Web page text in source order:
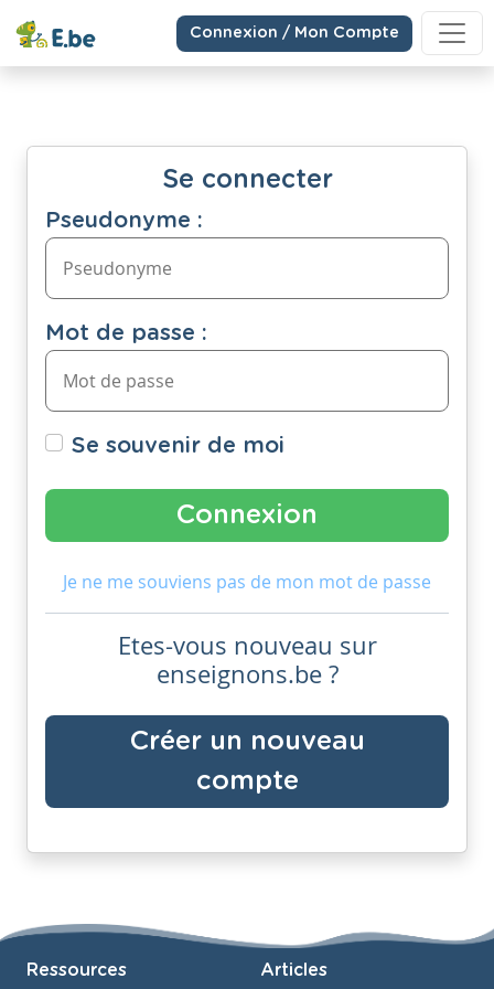
Connexion / Mon Compte
Se connecter
Pseudonyme :
Mot de passe :
Se souvenir de moi
Je ne me souviens pas de mon mot de passe
Etes-vous nouveau sur
enseignons.be ?
Créer un nouveau
compte
Ressources Articles